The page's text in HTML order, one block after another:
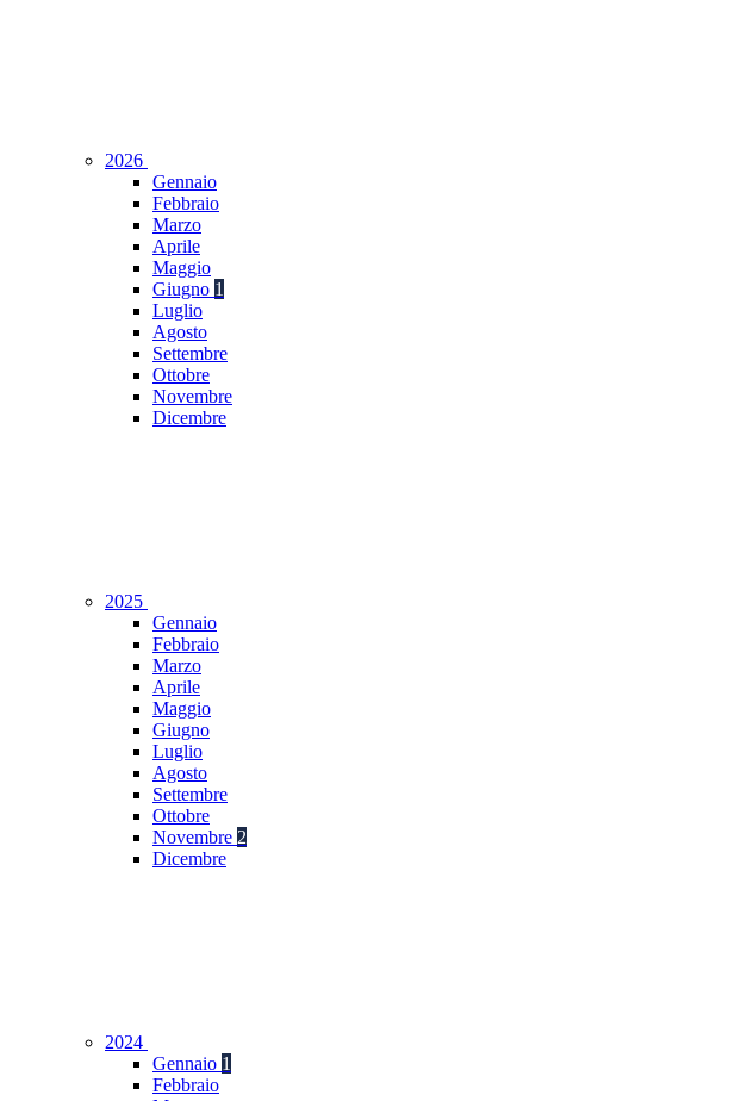
2026
Gennaio
Febbraio
Marzo
Aprile
Maggio
Giugno 1
Luglio
Agosto
Settembre
Ottobre
Novembre
Dicembre
2025
Gennaio
Febbraio
Marzo
Aprile
Maggio
Giugno
Luglio
Agosto
Settembre
Ottobre
Novembre 2
Dicembre
2024
Gennaio 1
Febbraio